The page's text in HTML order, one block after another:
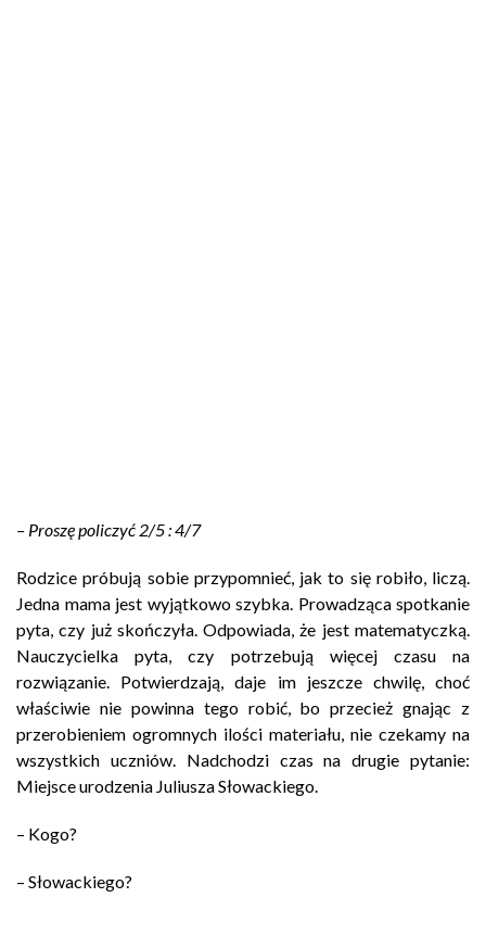
– Proszę policzyć 2/5 : 4/7
Rodzice próbują sobie przypomnieć, jak to się robiło, liczą.
Jedna mama jest wyjątkowo szybka. Prowadząca spotkanie
pyta, czy już skończyła. Odpowiada, że jest matematyczką.
Nauczycielka pyta, czy potrzebują więcej czasu na
rozwiązanie. Potwierdzają, daje im jeszcze chwilę, choć
właściwie nie powinna tego robić, bo przecież gnając z
przerobieniem ogromnych ilości materiału, nie czekamy na
wszystkich uczniów. Nadchodzi czas na drugie pytanie:
Miejsce urodzenia Juliusza Słowackiego.
– Kogo?
– Słowackiego?